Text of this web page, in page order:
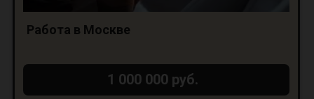
Работа в Москве
1 000 000 руб.